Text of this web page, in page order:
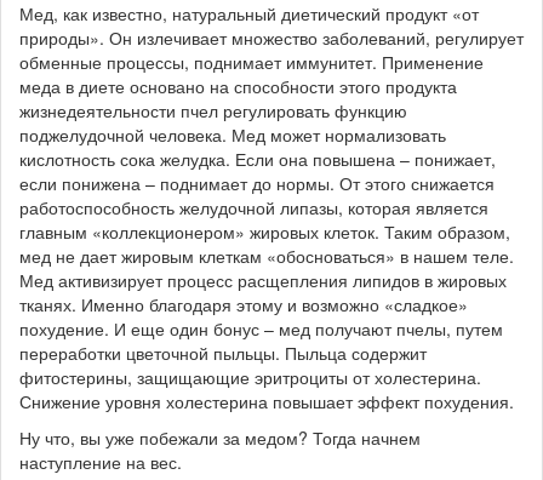
Мед, как известно, натуральный диетический продукт «от
природы». Он излечивает множество заболеваний, регулирует
обменные процессы, поднимает иммунитет. Применение
меда в диете основано на способности этого продукта
жизнедеятельности пчел регулировать функцию
поджелудочной человека. Мед может нормализовать
кислотность сока желудка. Если она повышена – понижает,
если понижена – поднимает до нормы. От этого снижается
работоспособность желудочной липазы, которая является
главным «коллекционером» жировых клеток. Таким образом,
мед не дает жировым клеткам «обосноваться» в нашем теле.
Мед активизирует процесс расщепления липидов в жировых
тканях. Именно благодаря этому и возможно «сладкое»
похудение. И еще один бонус – мед получают пчелы, путем
переработки цветочной пыльцы. Пыльца содержит
фитостерины, защищающие эритроциты от холестерина.
Снижение уровня холестерина повышает эффект похудения.
Ну что, вы уже побежали за медом? Тогда начнем
наступление на вес.